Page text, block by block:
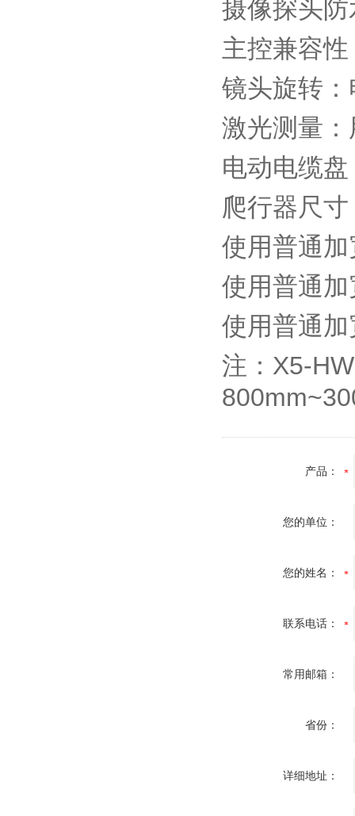
摄像探头
主控兼容
镜头旋转
激光测量
电动电缆
爬行器尺
使用普通
使用普通
使用普通
注：X5-
产品：
您的单位：
您的姓名：
联系电话：
常用邮箱：
省份：
详细地址：